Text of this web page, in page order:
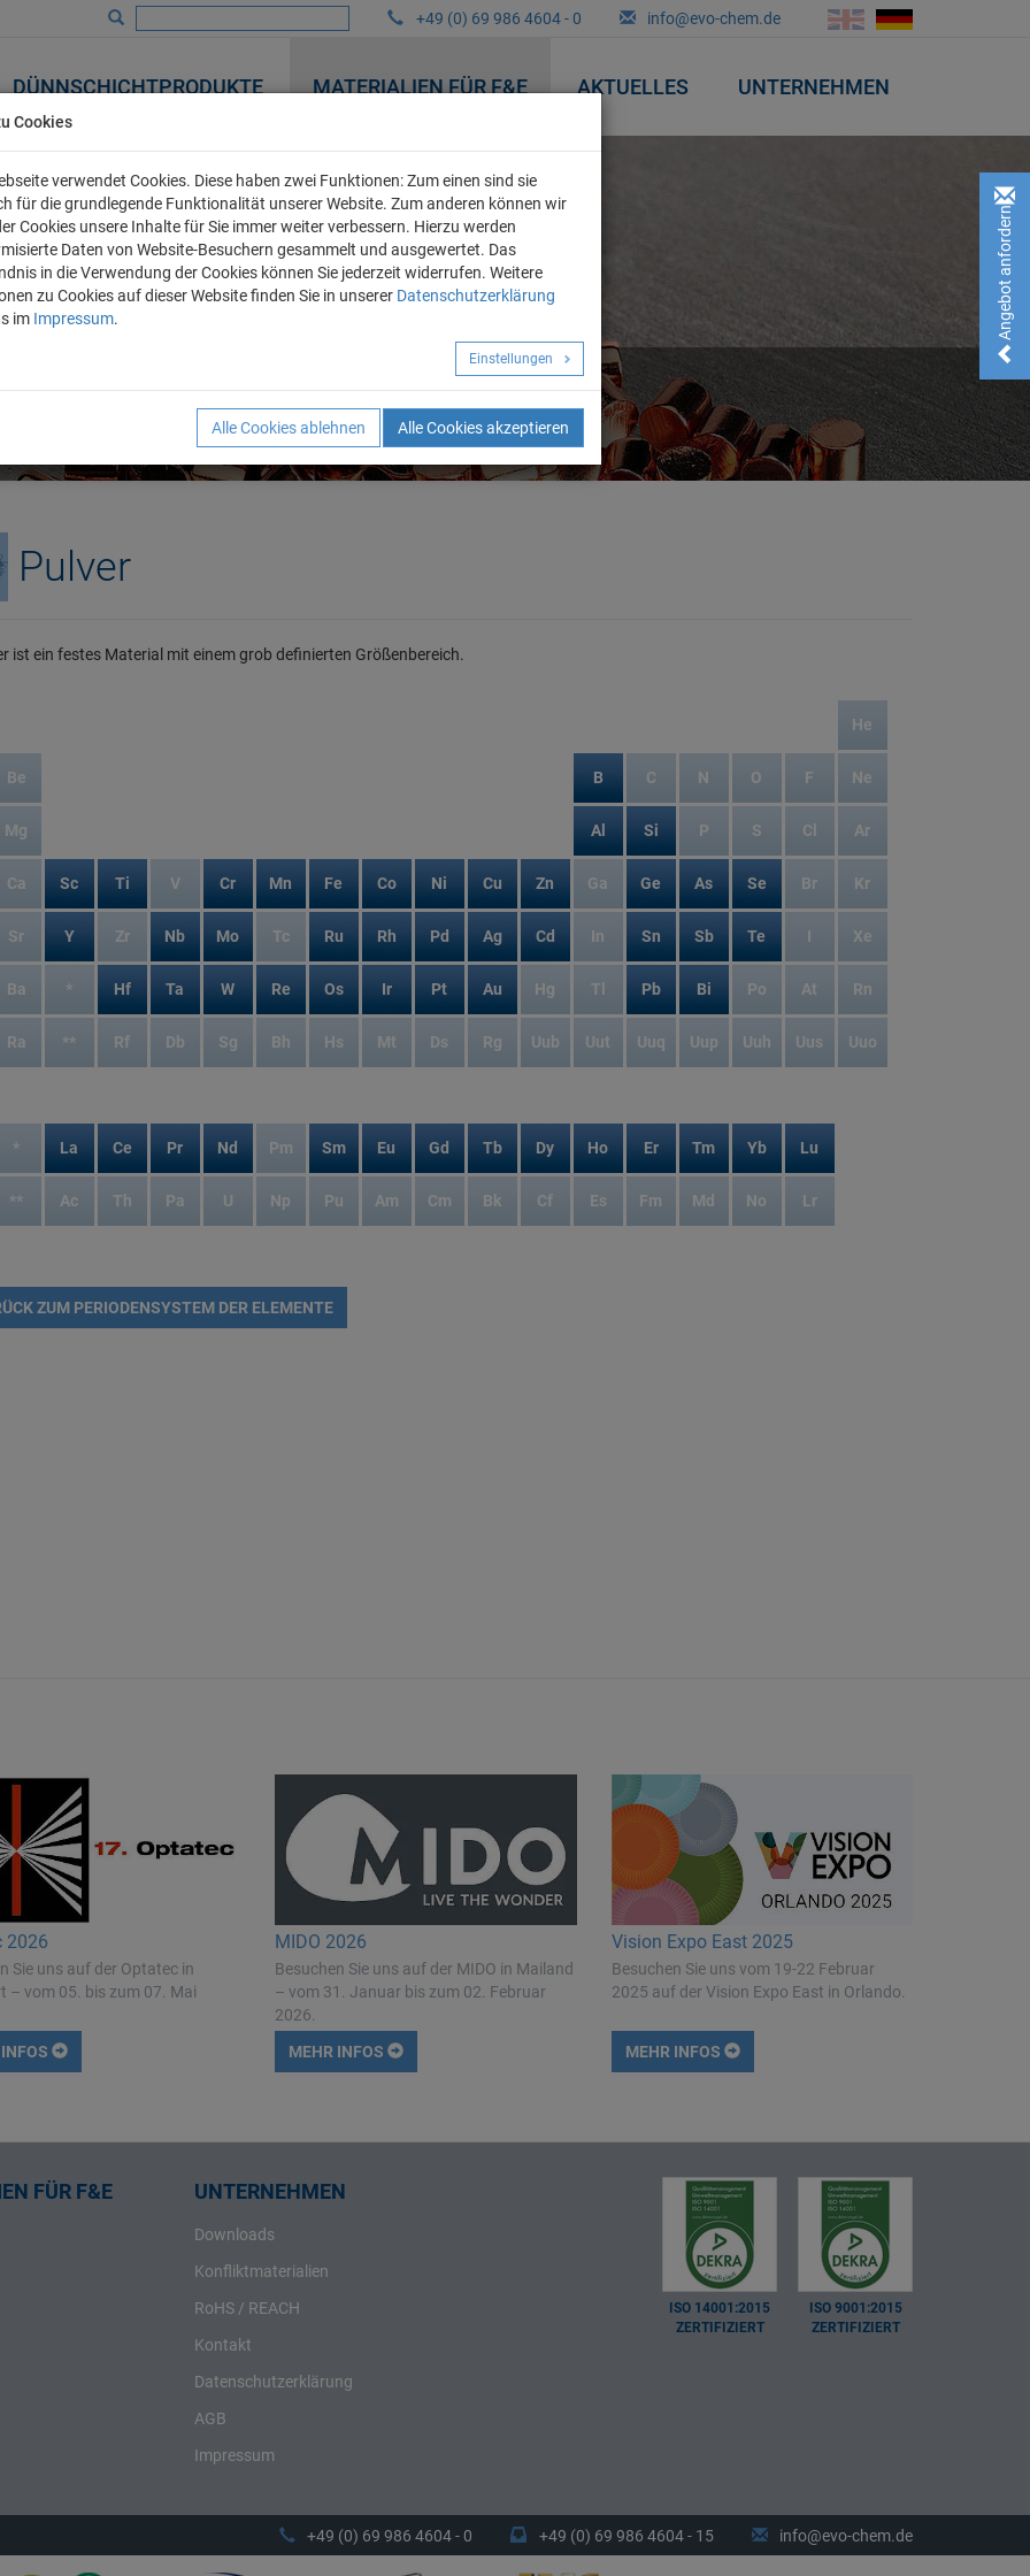
+49 (0) 69 986 4604 - 0 info@evo-chem.de
DÜNNSCHICHTPRODUKTE MATERIALIEN FÜR F&E AKTUELLES UNTERNEHMEN
Angebot anfordern!
Pulver
ist ein festes Material mit einem grob definierten Größenbereich.
*
**
*
** Ac
Al
Am
Sb
Ar
As
At
Ba
Bk
Be
Bi
Pb
Bh
B
Br
Cd
Ca
Cf
Ce
Cl
Cr Co
Cm
Ds
Db
Dy
Es
Fe
Er
Eu
Fm
F
Gd
Ga Ge
Au
Hf
Hs
He
Ho
In
Ir
I
C
Kr
Cu
La
Lr
Lu
Mg
Mn
Mt
Md
Mo
Nd
Ne
Np
Ni
Nb
No
Os
Pd
P
Pt
Pu
Po
Pr Pm
Pa
Hg
Ra
Rn
Re
Rh
Rg
Ru
Rf
Sm
O
Sc
S
Sg
Se
Ag
Si
N
Sr
Ta
Tc Te
Tb
Tl
Th
Tm
Ti
Uub Uuh Uuo
Uup
Uuq Uus
Uut
U
V
W
Xe
Yb
Y
Zn
Sn
Zr
ZUM PERIODENSYSTEM DER ELEMENTE
2026
Sie uns auf der Optatec in
– vom 05. bis zum 07. Mai
MIDO 2026
Besuchen Sie uns auf der MIDO in Mailand
– vom 31. Januar bis zum 02. Februar
2026.
MEHR INFOS
Vision Expo East 2025
Besuchen Sie uns vom 19-22 Februar
2025 auf der Vision Expo East in Orlando.
MEHR INFOS
FÜR F&E UNTERNEHMEN
Downloads
Konfliktmaterialien
RoHS / REACH
Kontakt
Datenschutzerklärung
AGB
Impressum
ISO 14001:2015
ZERTIFIZIERT
ISO 9001:2015
ZERTIFIZIERT
+49 (0) 69 986 4604 - 0 +49 (0) 69 986 4604 - 15 info@evo-chem.de
Cookies
verwendet Cookies. Diese haben zwei Funktionen: Zum einen sind sie
für die grundlegende Funktionalität unserer Website. Zum anderen können wir
Cookies unsere Inhalte für Sie immer weiter verbessern. Hierzu werden
Daten von Website-Besuchern gesammelt und ausgewertet. Das
in die Verwendung der Cookies können Sie jederzeit widerrufen. Weitere
zu Cookies auf dieser Website finden Sie in unserer Datenschutzerklärung
im Impressum.
Einstellungen
Alle Cookies ablehnen Alle Cookies akzeptieren